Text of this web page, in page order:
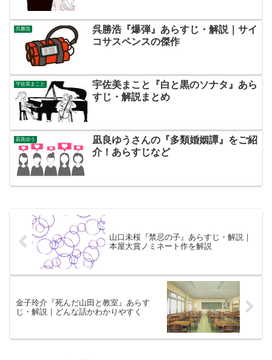
呉勝浩
呉勝浩『爆弾』あらすじ・解説｜サイ
コサスペンスの傑作
宇佐美まこと
宇佐美まこと『白と黒のソナタ』あら
すじ・解説まとめ
凪良ゆう
凪良ゆうさんの『多類婚姻譚』をご紹
介！あらすじなど
山口未桜『禁忌の子』あらすじ・解説｜
本屋大賞ノミネート作を解説
金子玲介『死んだ山田と教室』あらす
じ・解説｜どんな話かわかりやすく